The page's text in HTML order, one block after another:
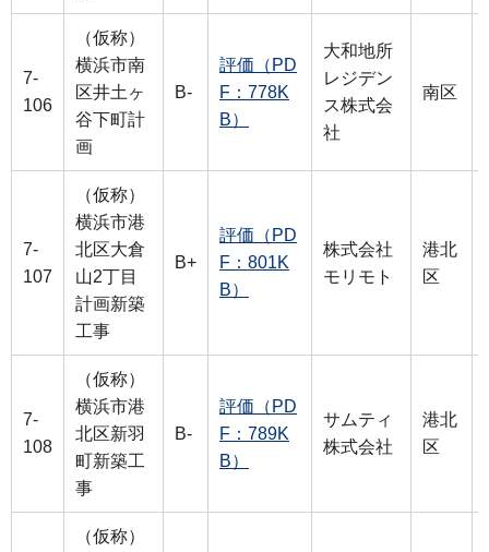
7-
106
（仮称）
横浜市南
区井土ヶ
谷下町計
画
B-
評価（PD
F：778K
B）
大和地所
レジデン
ス株式会
社
南区
7-
107
（仮称）
横浜市港
北区大倉
山2丁目
計画新築
工事
B+
評価（PD
F：801K
B）
株式会社
モリモト
港北
区
7-
108
（仮称）
横浜市港
北区新羽
町新築工
事
B-
評価（PD
F：789K
B）
サムティ
株式会社
港北
区
（仮称）